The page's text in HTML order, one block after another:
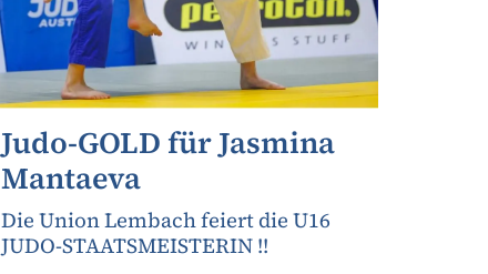
Judo-GOLD für Jasmina
Mantaeva
Die Union Lembach feiert die U16
JUDO-STAATSMEISTERIN !!